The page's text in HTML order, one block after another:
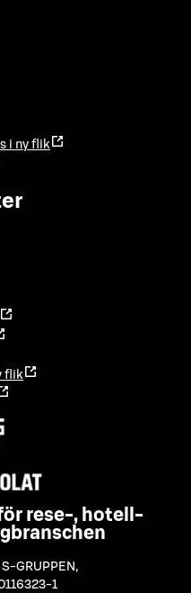
i ny flik
flik
rese-, hotell-
GRUPPEN ,
1